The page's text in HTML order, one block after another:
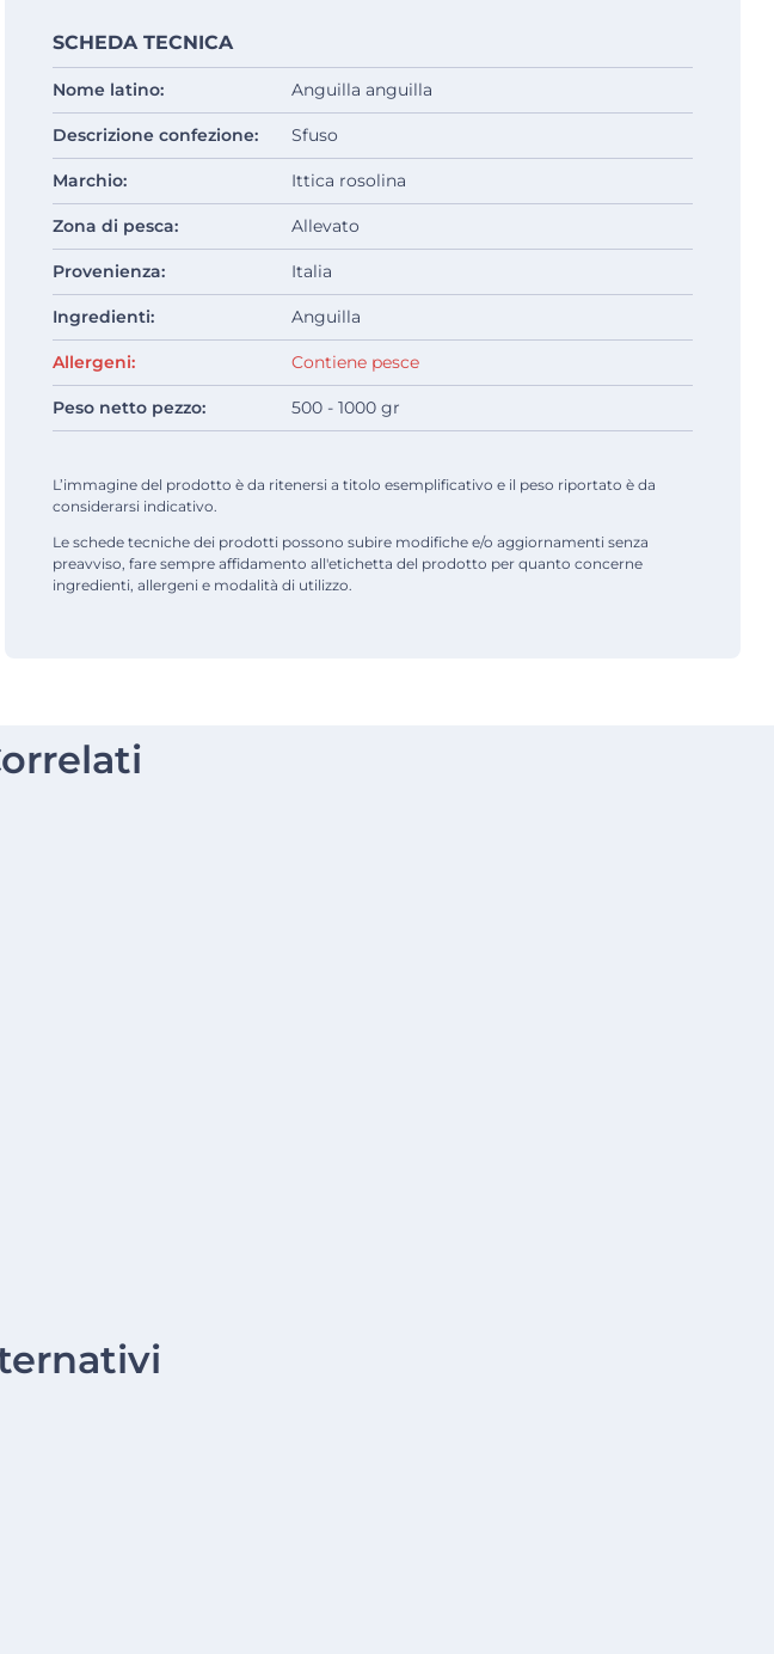
SCHEDA TECNICA
Nome latino: Anguilla anguilla
Descrizione confezione: Sfuso
Marchio: Ittica rosolina
Zona di pesca: Allevato
Provenienza: Italia
Ingredienti: Anguilla
Allergeni: Contiene pesce
Peso netto pezzo: 500 - 1000 gr
L’immagine del prodotto è da ritenersi a titolo esemplificativo e il peso riportato è da
considerarsi indicativo.
Le schede tecniche dei prodotti possono subire modifiche e/o aggiornamenti senza
preavviso, fare sempre affidamento all'etichetta del prodotto per quanto concerne
ingredienti, allergeni e modalità di utilizzo.